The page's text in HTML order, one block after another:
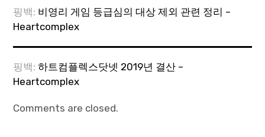
핑백: 비영리 게임 등급심의 대상 제외 관련 정리 –
Heartcomplex
핑백:하트컴플렉스닷넷 2019년 결산 –
Heartcomplex
Comments are closed.